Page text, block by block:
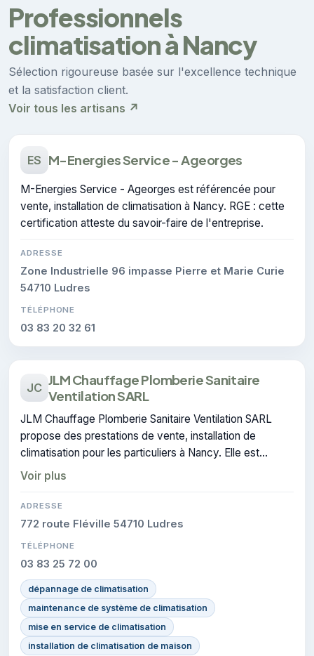
Professionnels
climatisation à Nancy
Sélection rigoureuse basée sur l'excellence technique
et la satisfaction client.
Voir tous les artisans ↗
ES M-Energies Service - Ageorges
M-Energies Service - Ageorges est référencée pour
vente, installation de climatisation à Nancy. RGE : cette
certification atteste du savoir-faire de l'entreprise.
ADRESSE
Zone Industrielle 96 impasse Pierre et Marie Curie
54710 Ludres
TÉLÉPHONE
03 83 20 32 61
JC JLM Chauffage Plomberie Sanitaire
Ventilation SARL
JLM Chauffage Plomberie Sanitaire Ventilation SARL
propose des prestations de vente, installation de
climatisation pour les particuliers à Nancy. Elle est
certifiée RGE, gage de conformité sur les interventions
réalisées.
Voir plus
ADRESSE
772 route Fléville 54710 Ludres
TÉLÉPHONE
03 83 25 72 00
dépannage de climatisation
maintenance de système de climatisation
mise en service de climatisation
installation de climatisation de maison